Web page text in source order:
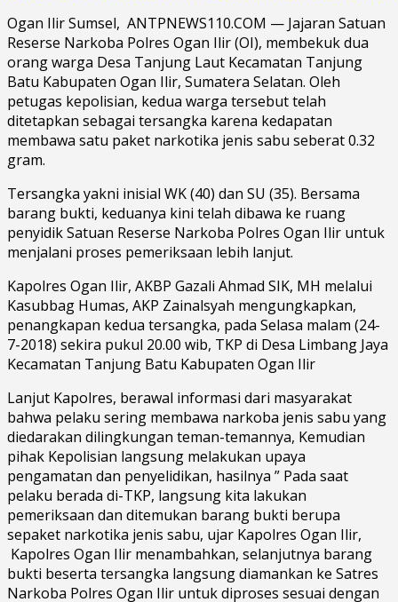
Ogan Ilir Sumsel, ANTPNEWS110.COM — Jajaran Satuan
Reserse Narkoba Polres Ogan Ilir (OI), membekuk dua
orang warga Desa Tanjung Laut Kecamatan Tanjung
Batu Kabupaten Ogan Ilir, Sumatera Selatan. Oleh
petugas kepolisian, kedua warga tersebut telah
ditetapkan sebagai tersangka karena kedapatan
membawa satu paket narkotika jenis sabu seberat 0.32
gram.
Tersangka yakni inisial WK (40) dan SU (35). Bersama
barang bukti, keduanya kini telah dibawa ke ruang
penyidik Satuan Reserse Narkoba Polres Ogan Ilir untuk
menjalani proses pemeriksaan lebih lanjut.
Kapolres Ogan Ilir, AKBP Gazali Ahmad SIK, MH melalui
Kasubbag Humas, AKP Zainalsyah mengungkapkan,
penangkapan kedua tersangka, pada Selasa malam (24-
7-2018) sekira pukul 20.00 wib, TKP di Desa Limbang Jaya
Kecamatan Tanjung Batu Kabupaten Ogan Ilir
Lanjut Kapolres, berawal informasi dari masyarakat
bahwa pelaku sering membawa narkoba jenis sabu yang
diedarakan dilingkungan teman-temannya, Kemudian
pihak Kepolisian langsung melakukan upaya
pengamatan dan penyelidikan, hasilnya ” Pada saat
pelaku berada di-TKP, langsung kita lakukan
pemeriksaan dan ditemukan barang bukti berupa
sepaket narkotika jenis sabu, ujar Kapolres Ogan Ilir,
Kapolres Ogan Ilir menambahkan, selanjutnya barang
bukti beserta tersangka langsung diamankan ke Satres
Narkoba Polres Ogan Ilir untuk diproses sesuai dengan